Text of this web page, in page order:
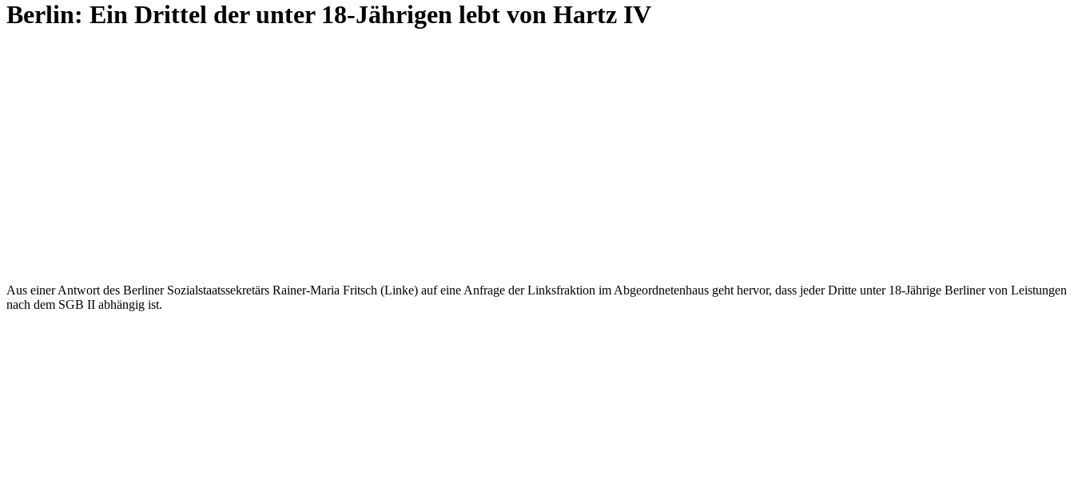
Berlin: Ein Drittel der unter 18-Jährigen lebt von Hartz IV
Aus einer Antwort des Berliner Sozialstaatssekretärs Rainer-Maria Fritsch (Linke) auf eine Anfrage der Linksfraktion im Abgeordnetenhaus geht hervor, dass jeder Dritte unter 18-Jährige Berliner von Leistungen
nach dem SGB II abhängig ist.